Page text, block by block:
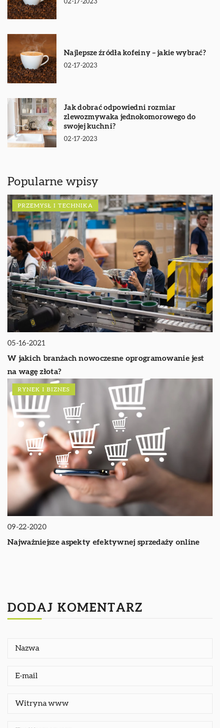
02-17-2023
Najlepsze źródła kofeiny – jakie wybrać?
02-17-2023
Jak dobrać odpowiedni rozmiar
zlewozmywaka jednokomorowego do
swojej kuchni?
02-17-2023
Popularne wpisy
PRZEMYSŁ I TECHNIKA
05-16-2021
W jakich branżach nowoczesne oprogramowanie jest
na wagę złota?
RYNEK I BIZNES
09-22-2020
Najważniejsze aspekty efektywnej sprzedaży online
DODAJ KOMENTARZ